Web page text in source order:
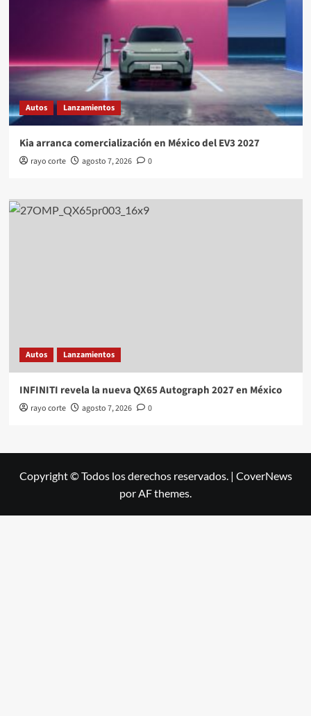
Autos Lanzamientos
Kia arranca comercialización en México del EV3 2027
rayo corte agosto 7, 2026 0
Autos Lanzamientos
INFINITI revela la nueva QX65 Autograph 2027 en México
rayo corte agosto 7, 2026 0
Copyright © Todos los derechos reservados. | CoverNews
por AF themes.